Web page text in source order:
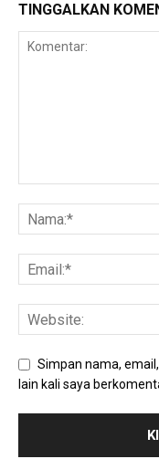
TINGGALKAN
Simpan nama,
lain kali saya